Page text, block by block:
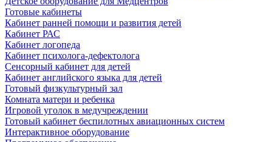
Готовые кабинеты
Кабинет ранней помощи и развития детей
Кабинет РАС
Кабинет логопеда
Кабинет психолога-дефектолога
Сенсорный кабинет для детей
Кабинет английского языка для детей
Готовый физкультурный зал
Комната матери и ребенка
Игровой уголок в медучреждении
Готовый кабинет беспилотных авиационных систем
Интерактивное оборудование